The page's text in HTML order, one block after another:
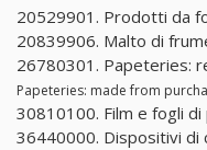
20529901. Prodotti da
20839906. Malto di
26780301. Papeteries:
Papeteries: made from
30810100. Film e fogli di
36440000. Dispositivi di